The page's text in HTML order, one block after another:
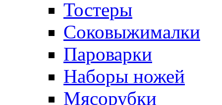
Тостеры
Соковыжималки
Пароварки
Наборы ножей
Мясорубки